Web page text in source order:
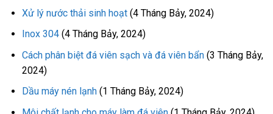
Xử lý nước thải sinh hoạt (4 Tháng Bảy, 2024)
Inox 304 (4 Tháng Bảy, 2024)
Cách phân biệt đá viên sạch và đá viên bẩn (3 Tháng Bảy,
2024)
Dầu máy nén lạnh (1 Tháng Bảy, 2024)